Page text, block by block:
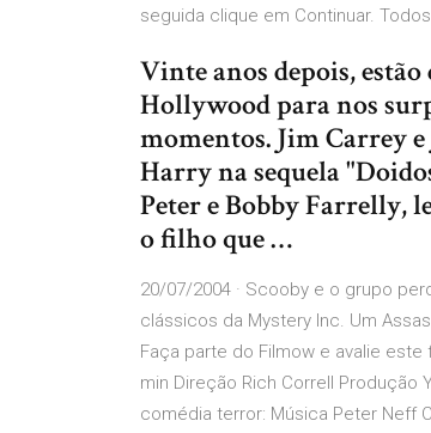
seguida clique em Continuar.
Vinte anos depois, estão
Hollywood para nos
momentos. Jim Carrey
Harry na sequela
Peter e Bobby Farrelly,
o filho que …
20/07/2004 · Scooby e o grupo
clássicos da Mystery Inc. Um
Faça parte do Filmow e avalie este
min Direção Rich Correll Produção
comédia terror: Música Peter Neff